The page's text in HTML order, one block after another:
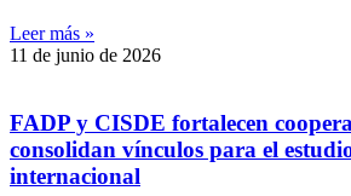
Leer más »
11 de junio de 2026
FADP y CISDE fortalecen
consolidan vínculos para el
internacional